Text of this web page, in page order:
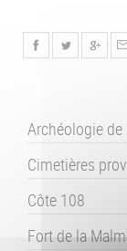
Archéologie de
Cimetières
Côte 108
Fort de la